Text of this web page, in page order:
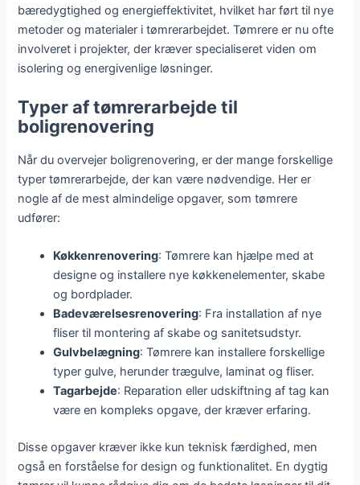
bæredygtighed og energieffektivitet, hvilket har ført til nye
metoder og materialer i tømrerarbejdet. Tømrere er nu ofte
involveret i projekter, der kræver specialiseret viden om
isolering og energivenlige løsninger.
Typer af tømrerarbejde til
boligrenovering
Når du overvejer boligrenovering, er der mange forskellige
typer tømrerarbejde, der kan være nødvendige. Her er
nogle af de mest almindelige opgaver, som tømrere
udfører:
Køkkenrenovering: Tømrere kan hjælpe med at
designe og installere nye køkkenelementer, skabe
og bordplader.
Badeværelsesrenovering: Fra installation af nye
fliser til montering af skabe og sanitetsudstyr.
Gulvbelægning: Tømrere kan installere forskellige
typer gulve, herunder trægulve, laminat og fliser.
Tagarbejde: Reparation eller udskiftning af tag kan
være en kompleks opgave, der kræver erfaring.
Disse opgaver kræver ikke kun teknisk færdighed, men
også en forståelse for design og funktionalitet. En dygtig